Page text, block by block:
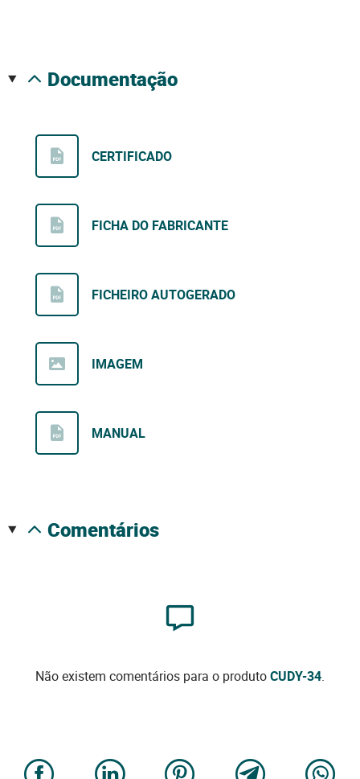
documentação
CERTIFICADO
FICHA DO FABRICANTE
FICHEIRO AUTOGERADO
IMAGEM
MANUAL
comentários
Não existem comentários para o produtoCUDY-34.